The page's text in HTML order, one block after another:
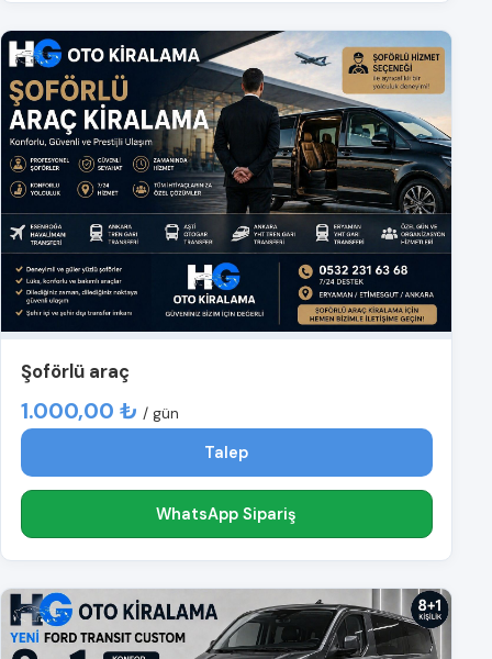
Şoförlü araç
1.000,00 ₺ / gün
Talep
WhatsApp Sipariş